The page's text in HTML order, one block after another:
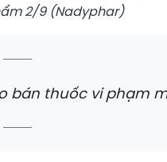
2/9 (Nadyphar)
bán thuốc vi phạm